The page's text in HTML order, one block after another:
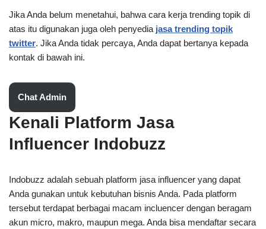
Jika Anda belum menetahui, bahwa cara kerja trending topik di
atas itu digunakan juga oleh penyedia jasa trending topik
twitter. Jika Anda tidak percaya, Anda dapat bertanya kepada
kontak di bawah ini.
Chat Admin
Kenali Platform Jasa
Influencer Indobuzz
Indobuzz adalah sebuah platform jasa influencer yang dapat
Anda gunakan untuk kebutuhan bisnis Anda. Pada platform
tersebut terdapat berbagai macam incluencer dengan beragam
akun micro, makro, maupun mega. Anda bisa mendaftar secara